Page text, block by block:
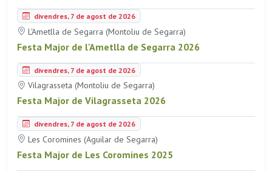
divendres, 7 de agost de 2026
L'Ametlla de Segarra (Montoliu de Segarra)
Festa Major de l'Ametlla de Segarra 2026
divendres, 7 de agost de 2026
Vilagrasseta (Montoliu de Segarra)
Festa Major de Vilagrasseta 2026
divendres, 7 de agost de 2026
Les Coromines (Aguilar de Segarra)
Festa Major de Les Coromines 2025